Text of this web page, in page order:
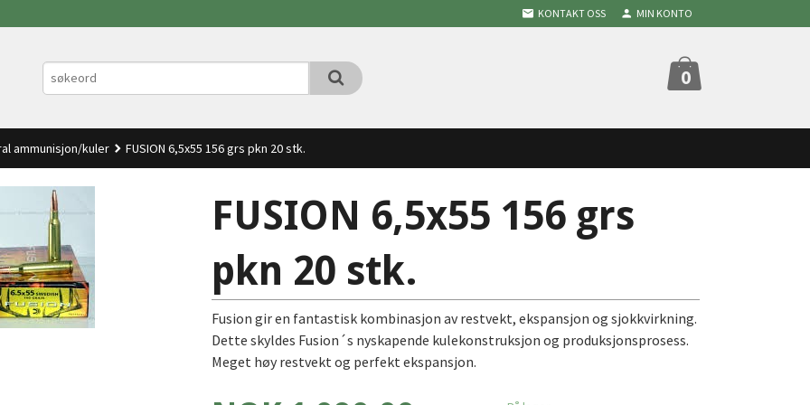
KONTAKT OSS MIN KONTO
0
ammunisjon/kuler FUSION 6,5x55 156 grs pkn 20 stk.
FUSION 6,5x55 156 grs
pkn 20 stk.
Fusion gir en fantastisk kombinasjon av restvekt, ekspansjon og sjokkvirkning.
Dette skyldes Fusion´s nyskapende kulekonstruksjon og produksjonsprosess.
Meget høy restvekt og perfekt ekspansjon.